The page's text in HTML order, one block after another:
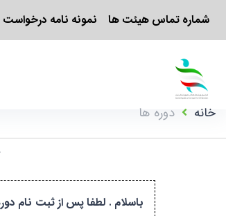
شماره تماس هیئت ها نمونه نامه درخواست
خانه دوره ها